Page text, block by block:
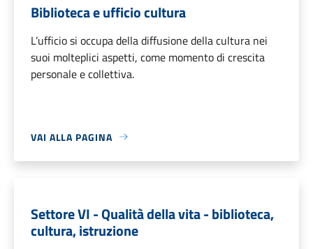
Biblioteca e ufficio cultura
L’ufficio si occupa della diffusione della cultura nei
suoi molteplici aspetti, come momento di crescita
personale e collettiva.
VAI ALLA PAGINA
Settore VI - Qualità della vita - biblioteca,
cultura, istruzione